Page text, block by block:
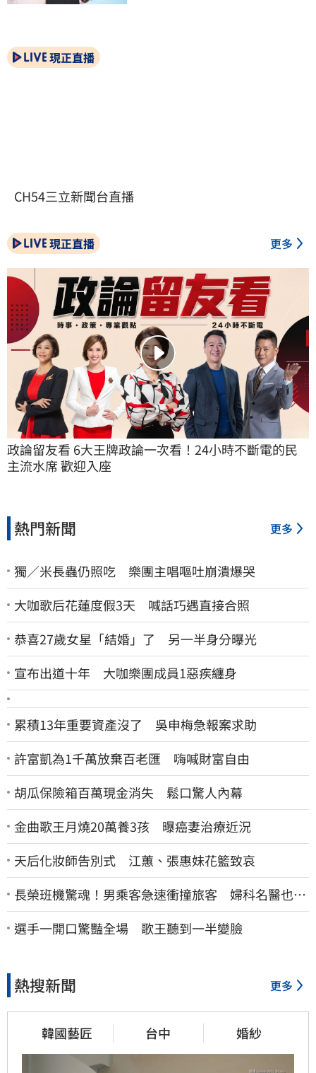
現正直播
CH54三立新聞台直播
現正直播 更多
政論留友看 6大王牌政論一次看！24小時不斷電的民
主流水席 歡迎入座
熱門新聞 更多
獨／米長蟲仍照吃 樂團主唱嘔吐崩潰爆哭
大咖歌后花蓮度假3天 喊話巧遇直接合照
恭喜27歲女星「結婚」了 另一半身分曝光
宣布出道十年 大咖樂團成員1惡疾纏身
累積13年重要資產沒了 吳申梅急報案求助
許富凱為1千萬放棄百老匯 嗨喊財富自由
胡瓜保險箱百萬現金消失 鬆口驚人內幕
金曲歌王月燒20萬養3孩 曝癌妻治療近況
天后化妝師告別式 江蕙、張惠妹花籃致哀
長榮班機驚魂！男乘客急速衝撞旅客 婦科名醫也掛
彩：全機卡半小時
選手一開口驚豔全場 歌王聽到一半變臉
熱搜新聞 更多
韓國藝匠 台中 婚紗